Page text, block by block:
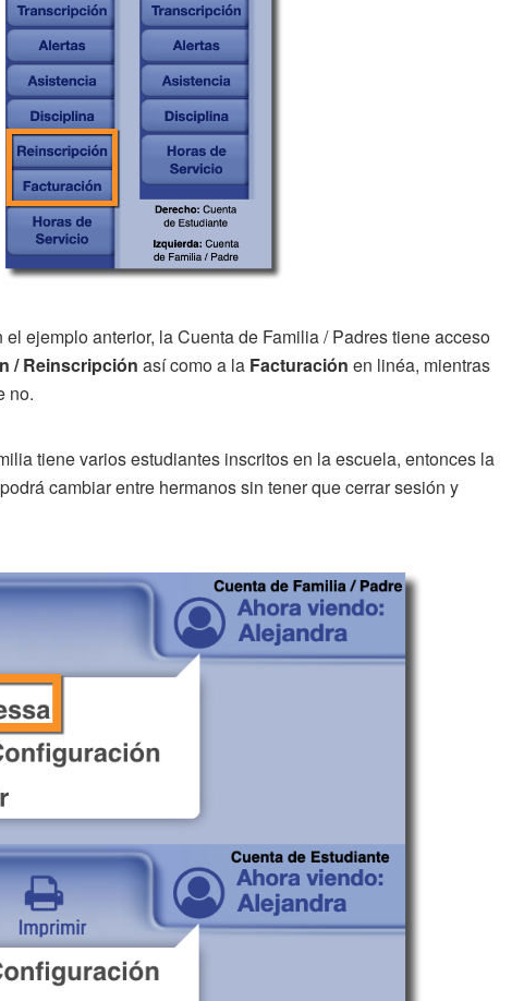
ejemplo anterior, la Cuenta de Familia / Padres tiene acceso
/ Reinscripción así como a la Facturación en linéa, mientras
no.
tiene varios estudiantes inscritos en la escuela, entonces la
cambiar entre hermanos sin tener que cerrar sesión y